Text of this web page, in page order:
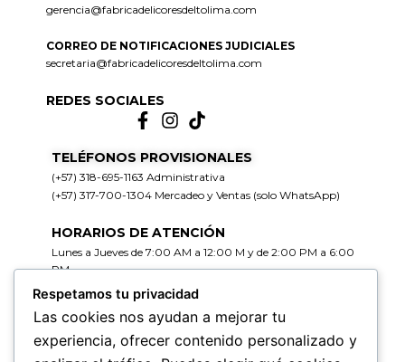
gerencia@fabricadelicoresdeltolima.com
CORREO DE NOTIFICACIONES JUDICIALES
secretaria@fabricadelicoresdeltolima.com
REDES SOCIALES
TELÉFONOS PROVISIONALES
(+57) 318-695-1163 Administrativa
(+57) 317-700-1304 Mercadeo y Ventas (solo WhatsApp)
HORARIOS DE ATENCIÓN
Lunes a Jueves de 7:00 AM a 12:00 M y de 2:00 PM a 6:00
PM
Viernes de 7:00 AM a 12:00 M y de 2:00 PM a 5:00 PM
HORARIOS DE RADICACIÓN DE
CORRESPONDENCIA
Respetamos tu privacidad
Las cookies nos ayudan a mejorar tu
experiencia, ofrecer contenido personalizado y